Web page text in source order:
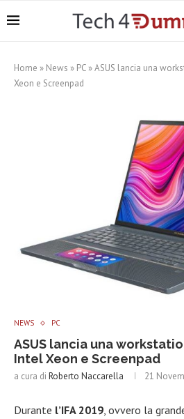
Home » News » PC »ASUS lancia una
Xeon e Screenpad
NEWS PC
ASUS lancia una
Intel Xeon e Screenpad
a cura di Roberto Naccarella 21
Durante l’IFA 2019, ovvero la